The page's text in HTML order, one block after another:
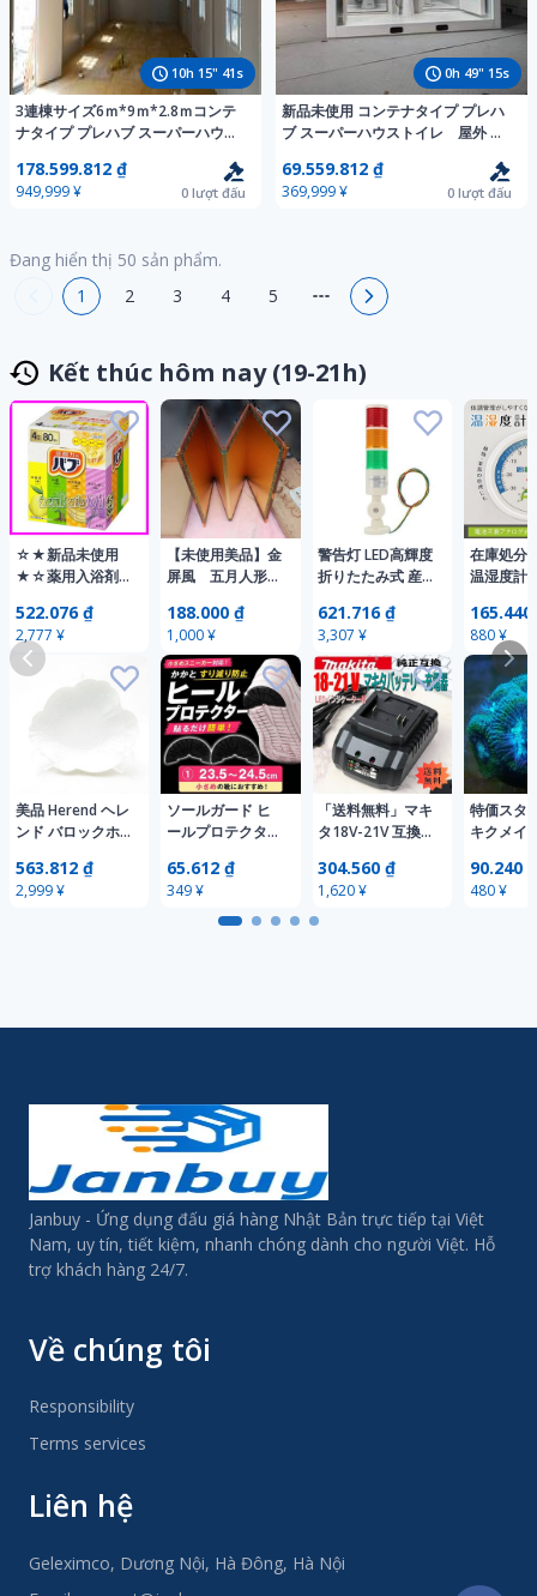
10h 15" 39 s
3連棟サイズ6ｍ*9ｍ*2.8ｍコンテ
ナタイプ プレハブ スーパーハウ
の連結パーツ付 店舗、事務所
178.599.812 ₫
949,999 ¥ 0 lượt đấu
0h 49" 13s
新品未使用 コンテナタイプ プレハ
ブ スーパーハウストイレ 屋外 防
レ ユニットバス 簡易トイレ男女別
可
69.559.812 ₫
369,999 ¥ 0 lượt đấu
Đang hiển thị 50 sản phẩm.
1
2 3 4 5
Kết thúc hôm nay (19-21h)
☆★新品未使用
★☆薬用入浴剤♪
種の香り80錠！肩
こり！冷え性!!!♪
522.076 ₫
2,777 ¥
【未使用美品】金
屏風 五月人形
パテーション 仕
切り 飾り イン
テリア オブジェ
188.000 ₫
1,000 ¥
警告灯 LED高輝度
折りたたみ式 産
タワーアラームラ
イト 赤+オレンジ
+緑 3つのカラー
LEDライト 24VD
621.716 ₫
3,307 ¥
在庫処分
温湿度計
い 電池不
計 湿度計
快適度 カ
ダニ対策
器 ペッ
w
165.440
880 ¥
美品 Herend ヘレ
ンド バロックホ
ィッシュ 15cmプ
レート 小皿 貝
563.812 ₫
2,999 ¥
ソールガード ヒ
ールプロテクター
止め かかと保護
メンズ レディー
ス 23.5-24.5㎝ 2
65.612 ₫
349 ¥
「送料無料」マキ
タ18V-21V 互換
電動工具交換用バ
ッテリー充電器
マキタ純正互換
304.560 ₫
1,620 ¥
特価ス
キクメイ
② フ
同梱可
90.240 ₫
480 ¥
Janbuy - Ứng dụng đấu giá hàng Nhật Bản trực tiếp tại Việt
Nam, uy tín, tiết kiệm, nhanh chóng dành cho người Việt. Hỗ
trợ khách hàng 24/7.
Về chúng tôi
Responsibility
Terms services
Liên hệ
Geleximco, Dương Nội, Hà Đông, Hà Nội